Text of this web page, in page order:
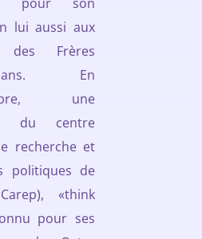
lui aussi aux
des Frères
En
une
du centre
recherche et
politiques de
«think
pour ses